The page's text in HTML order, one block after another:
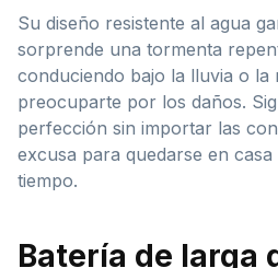
Su diseño resistente al agua
sorprende una tormenta
conduciendo bajo la lluvia o la
preocuparte por los daños.
perfección sin importar las
excusa para quedarse en
tiempo.
Batería de larga